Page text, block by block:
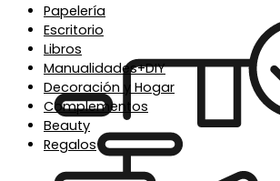
Papelería
Escritorio
Libros
Manualidades+DIY
Decoración y Hogar
Complementos
Beauty
Regalos